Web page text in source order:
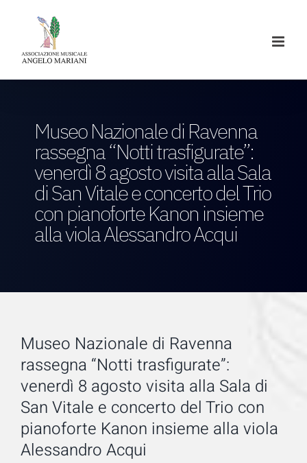
contenuto
Museo Nazionale di Ravenna
rassegna “Notti trasfigurate”:
venerdì 8 agosto visita alla Sala
di San Vitale e concerto del Trio
con pianoforte Kanon insieme
alla viola Alessandro Acqui
Museo Nazionale di Ravenna
rassegna “Notti trasfigurate”:
venerdì 8 agosto visita alla Sala di
San Vitale e concerto del Trio con
pianoforte Kanon insieme alla viola
Alessandro Acqui